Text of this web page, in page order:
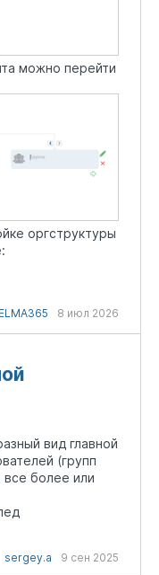
можно перейти
оргструктуры
ELMA365 8 июл 2026
вид главной
(групп
более или
sergey.a 9 сен 2025